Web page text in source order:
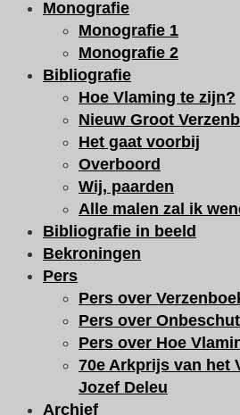
Monografie
Monografie 1
Monografie 2
Bibliografie
Hoe Vlaming te zijn?
Nieuw Groot
Het gaat voorbij
Overboord
Wij, paarden
Alle malen zal ik
Bibliografie in beeld
Bekroningen
Pers
Pers over
Pers over Onbeschut
Pers over Hoe
70e Arkprijs van het
Jozef Deleu
Archief